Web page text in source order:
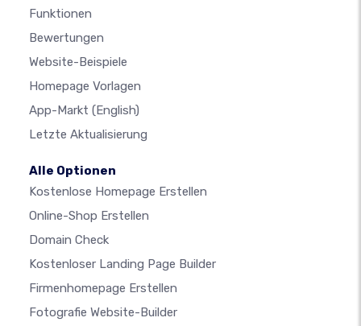
Funktionen
Bewertungen
Website-Beispiele
Homepage Vorlagen
App-Markt (English)
Letzte Aktualisierung
Alle Optionen
Kostenlose Homepage Erstellen
Online-Shop Erstellen
Domain Check
Kostenloser Landing Page Builder
Firmenhomepage Erstellen
Fotografie Website-Builder